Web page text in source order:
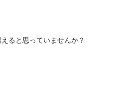
ると思っていませんか？